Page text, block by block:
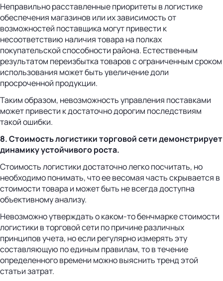
Неправильно расставленные приоритеты в логистике
обеспечения магазинов или их зависимость от
возможностей поставщика могут привести к
несоответствию наличия товара на полках
покупательской способности района. Естественным
результатом переизбытка товаров с ограниченным сроком
использования может быть увеличение доли
просроченной продукции.
Таким образом, невозможность управления поставками
может привести к достаточно дорогим последствиям
такой ошибки.
8. Стоимость логистики торговой сети демонстрирует
динамику устойчивого роста.
Стоимость логистики достаточно легко посчитать, но
необходимо понимать, что ее весомая часть скрывается в
стоимости товара и может быть не всегда доступна
объективному анализу.
Невозможно утверждать о каком-то бенчмарке стоимости
логистики в торговой сети по причине различных
принципов учета, но если регулярно измерять эту
составляющую по единым правилам, то в течение
определенного времени можно выяснить тренд этой
статьи затрат.